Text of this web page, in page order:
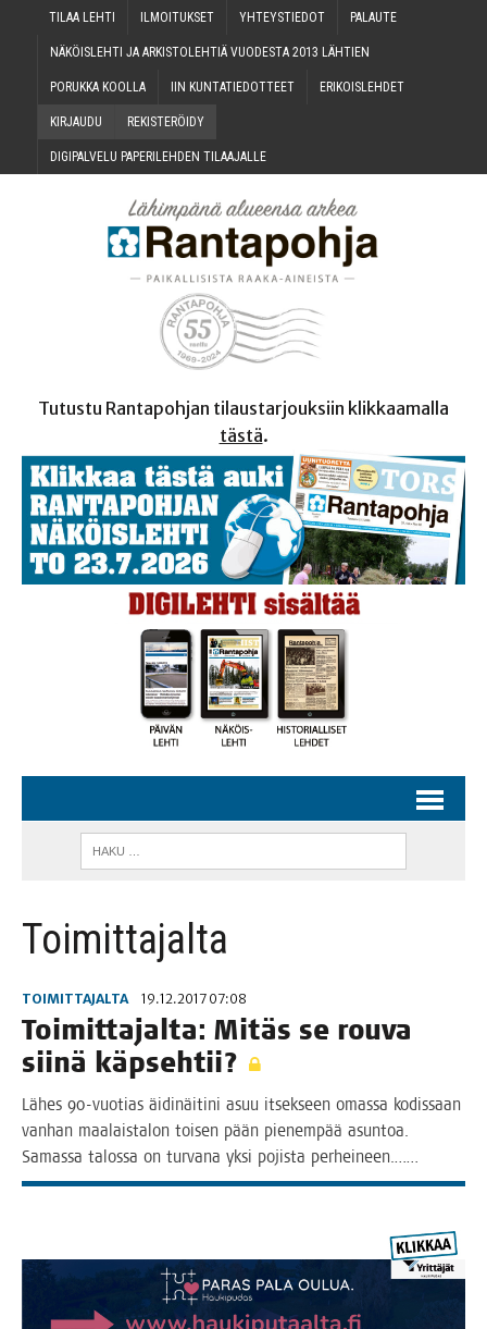
TILAA LEH­TI ILMOI­TUK­SET YHTEYS­TIE­DOT PALAU­TE
NÄKÖIS­LEH­TI JA ARKIS­TO­LEH­TIÄ VUO­DES­TA 2013 LÄHTIEN
PORUK­KA KOOLLA IIN KUN­TA­TIE­DOT­TEET ERI­KOIS­LEH­DET
KIR­JAU­DU REKIS­TE­RÖI­DY
DIGI­PAL­VE­LU PAPE­RI­LEH­DEN TILAAJALLE
Tutustu Rantapohjan tilaustarjouksiin klikkaamalla
tästä.
Toimittajalta
TOIMITTAJALTA 19.12.2017 07:08
Toi­mit­ta­jal­ta: Mitäs se rou­va
sii­nä käpsehtii?
Lähes 90-vuo­­tias äidi­näi­ti­ni asuu itsek­seen omas­sa kodis­saan
van­han maa­lais­ta­lon toi­sen pään pie­nem­pää asun­toa.
Samas­sa talos­sa on tur­va­na yksi pojis­ta perheineen.……